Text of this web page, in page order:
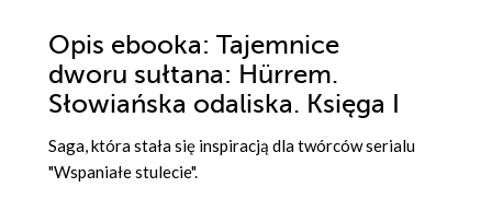
Opis ebooka: Tajemnice
dworu sułtana: Hürrem.
Słowiańska odaliska. Księga I
Saga, która stała się inspiracją dla twórców serialu
"Wspaniałe stulecie".